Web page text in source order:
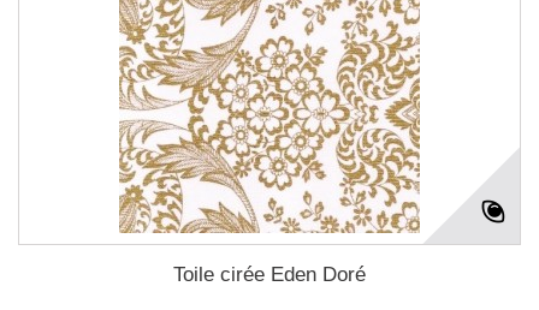
Toile cirée Eden Doré